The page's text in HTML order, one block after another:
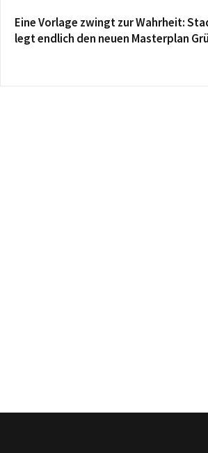
Eine Vorlage zwingt zur Wahrheit:
legt endlich den neuen Masterplan